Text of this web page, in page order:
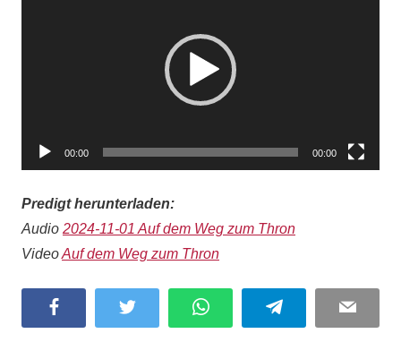
00:00 00:00
Predigt herunterladen:
Audio 2024-11-01 Auf dem Weg zum Thron
VideoAuf dem Weg zum Thron
Facebook Twitter WhatsApp Telegram Email